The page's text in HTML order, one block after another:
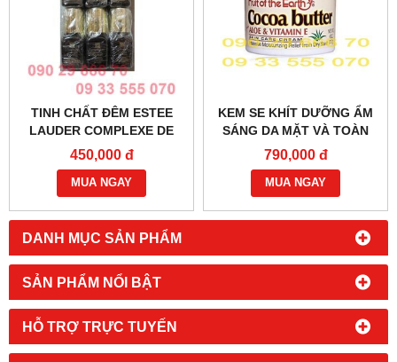
DANH MỤC SẢN PHẨM
SẢN PHẨM NỔI BẬT
HỖ TRỢ TRỰC TUYẾN
TINH CHẤT ĐÊM ESTEE
LAUDER COMPLEXE DE
RÉPARATION
SYNCHRONISÉE 7ML -
0902966670 - 0933555070
450,000 đ
MUA NGAY
KEM SE KHÍT DƯỠNG ẨM
SÁNG DA MẶT VÀ TOÀN
THÂN CAO CẤP COCOA
BUTTER ALOE & VITAMIN E
- 0933555070
790,000 đ
MUA NGAY